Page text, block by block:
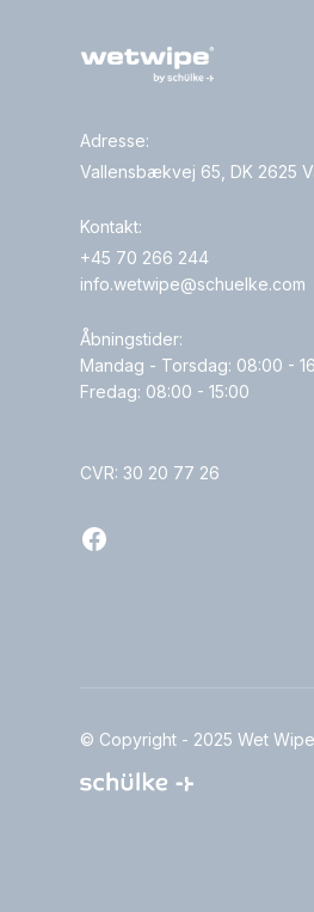
Adresse:
Vallensbækvej 65, DK 2625
Kontakt:
+45 70 266 244
info.wetwipe@schuelke.com
Åbningstider:
Mandag - Torsdag: 08:00 -
Fredag: 08:00 - 15:00
CVR: 30 20 77 26
© Copyright - 2025 Wet